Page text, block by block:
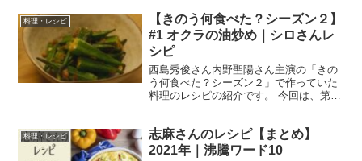
介されていました。他にも、髪に関する
情報が満載です...
料理・レシピ
【きのう何食べた？シーズン２】
#1 オクラの油炒め｜シロさんレ
シピ
西島秀俊さん内野聖陽さん主演の「きの
う何食べた？シーズン２」で作っていた
料理のレシピの紹介です。 今回は、第１
きのう何食べた？） 材料 オクラ １５本
油 小さじ１...
料理・レシピ
志麻さんのレシピ【まとめ】
2021年｜沸騰ワード10